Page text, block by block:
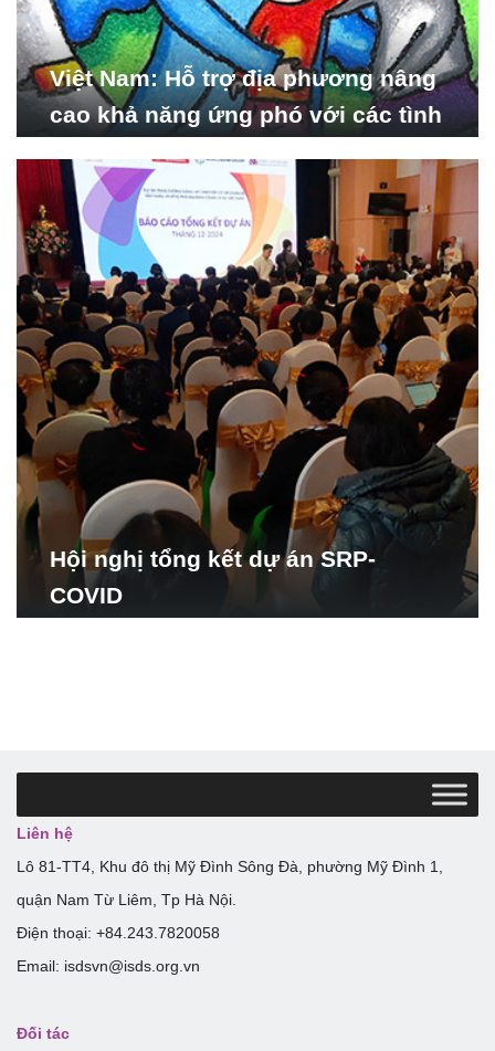
Việt Nam: Hỗ trợ địa phương nâng
cao khả năng ứng phó với các tình
Hội nghị tổng kết dự án SRP-
COVID
Liên hệ
Lô 81-TT4, Khu đô thị Mỹ Đình Sông Đà, phường Mỹ Đình 1,
quận Nam Từ Liêm, Tp Hà Nội.
Điện thoại: +84.243.7820058
Email: isdsvn@isds.org.vn
Đối tác